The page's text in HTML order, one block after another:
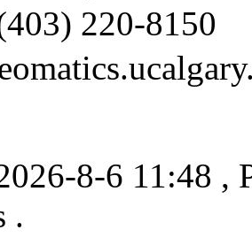
220-8150
8-6 11:48 ,
.